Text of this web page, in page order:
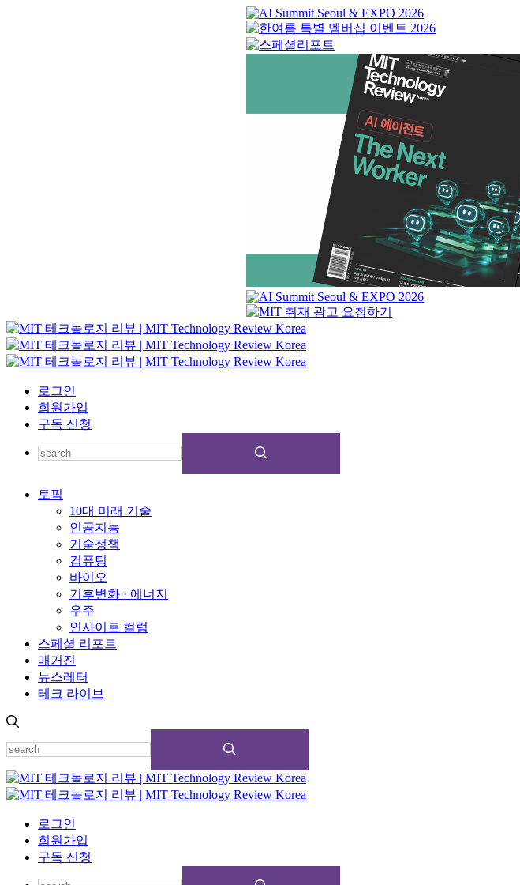
로그인
회원가입
구독 신청
토픽
10대 미래 기술
인공지능
기술정책
컴퓨팅
바이오
기후변화 · 에너지
우주
인사이트 컬럼
스페셜 리포트
매거진
뉴스레터
테크 라이브
로그인
회원가입
구독 신청